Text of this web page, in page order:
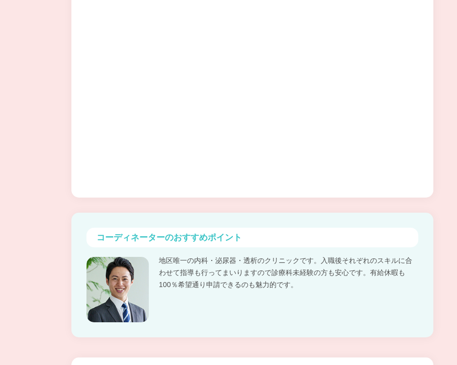
コーディネーターのおすすめポイント
地区唯一の内科・泌尿器・透析のクリニックです。入職後それぞれのスキルに合
わせて指導も行ってまいりますので診療科未経験の方も安心です。有給休暇も
100％希望通り申請できるのも魅力的です。